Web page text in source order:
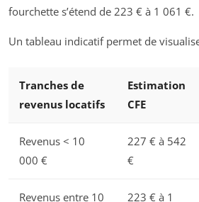
fourchette s’étend de 223 € à 1 061 €.
Un tableau indicatif permet de
Tranches de
revenus locatifs
Estimation
CFE
Revenus < 10
000 €
227 € à 542
€
Revenus entre 10
223 € à 1